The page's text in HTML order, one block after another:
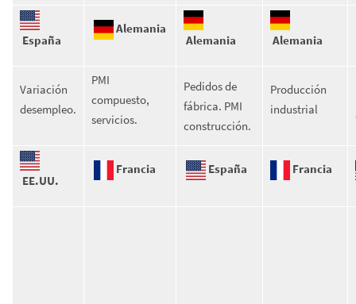
España
Alemania
Alemania Alemania
Variación
desempleo.
PMI
compuesto,
servicios.
Pedidos de
fábrica. PMI
construcción.
Producción
industrial
EE.UU.
Francia España Francia